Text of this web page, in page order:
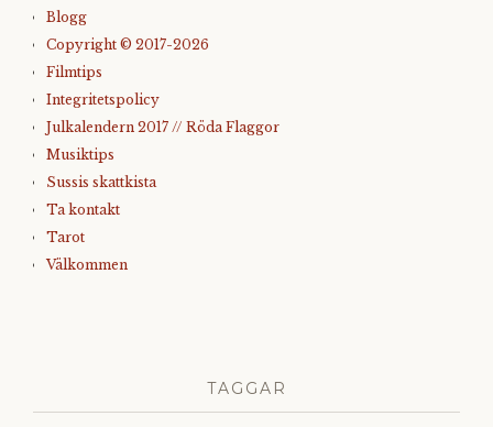
Blogg
Copyright © 2017-2026
Filmtips
Integritetspolicy
Julkalendern 2017 // Röda Flaggor
Musiktips
Sussis skattkista
Ta kontakt
Tarot
Välkommen
TAGGAR